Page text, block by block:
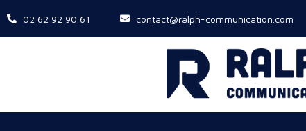
02 62 92 90 61 contact@ralph-communication.com